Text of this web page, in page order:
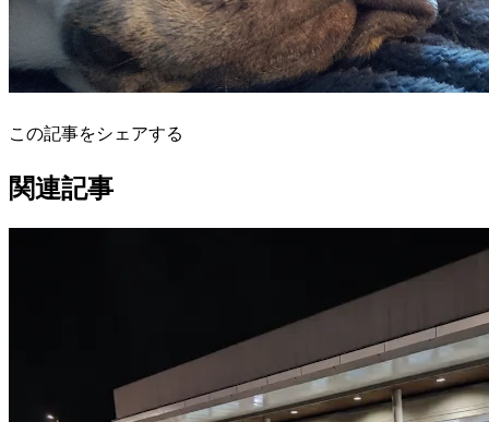
この記事をシェアする
関連記事